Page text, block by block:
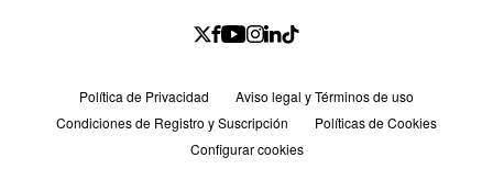
Política de Privacidad
Aviso legal y Términos de uso
Condiciones de Registro y Suscripción
Políticas de Cookies
Configurar cookies